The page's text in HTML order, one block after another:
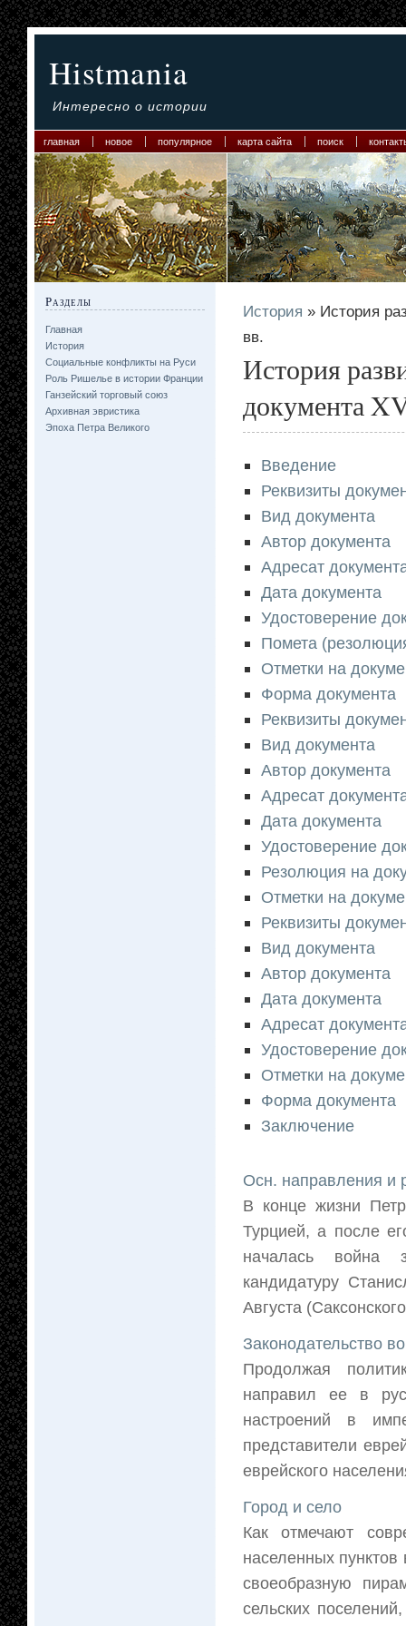
Histmania
Интересно о истории
главная новое популярное карта сайта поиск
Разделы
Главная
История
Социальные конфликты на Руси
Роль Ришелье в истории Франции
Ганзейский торговый союз
Архивная эвристика
Эпоха Петра Великого
История » История
вв.
История
документа
Введение
Реквизиты
Вид документа
Автор документа
Адресат
Дата документа
Удостоверение
Помета
Отметки на
Форма документа
Реквизиты
Вид документа
Автор документа
Адресат
Дата документа
Удостоверение
Резолюция на
Отметки на
Реквизиты
Вид документа
Автор документа
Дата документа
Адресат
Удостоверение
Отметки на
Форма документа
Заключение
Осн. направления и
В конце жизни
Турцией, а после
началась война
кандидатуру
Августа
Законодательство
Продолжая
направил ее в
настроений в
представители
еврейского
Город и село
Как отмечают
населенных
своеобразную
сельских